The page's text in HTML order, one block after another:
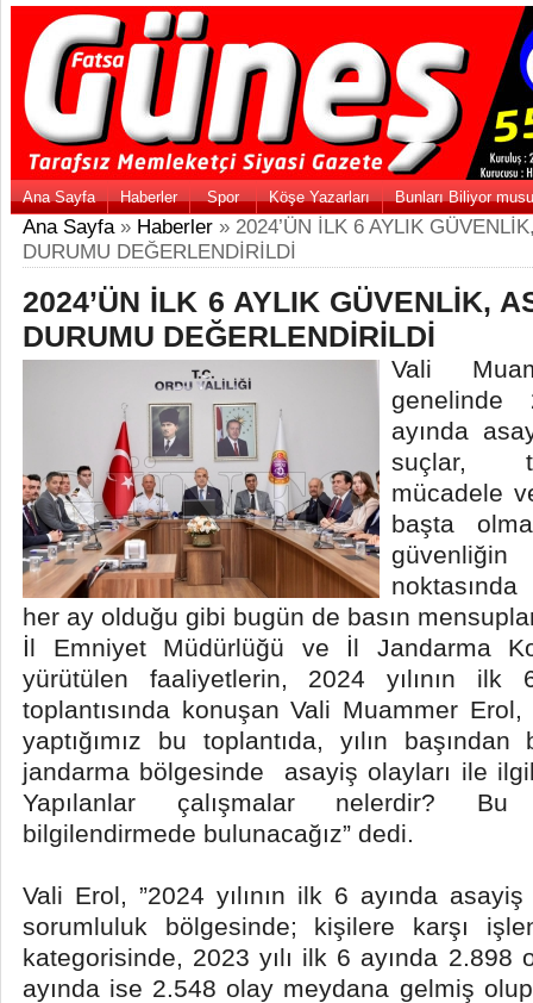
Ana Sayfa Haberler Spor Köşe Yazarları Bunları Biliyor
Ana Sayfa» Haberler » 2024’ÜN İLK 6 AYLIK
DURUMU DEĞERLENDİRİLDİ
2024’ÜN İLK 6 AYLIK GÜVENLİK,
DURUMU DEĞERLENDİRİLDİ
Vali
genelinde
ayında
suçlar,
mücadele
başta
noktasında
her ay olduğu gibi bugün de basın
İl Emniyet Müdürlüğü ve İl Jandarma
yürütülen faaliyetlerin, 2024 yılının ilk
toplantısında konuşan Vali Muammer
yaptığımız bu toplantıda, yılın
jandarma bölgesinde asayiş olayları ile
Yapılanlar çalışmalar nelerdir?
bilgilendirmede bulunacağız” dedi.
Vali Erol, ”2024 yılının ilk 6 ayında
sorumluluk bölgesinde; kişilere karşı
kategorisinde, 2023 yılı ilk 6 ayında 2.898
ayında ise 2.548 olay meydana gelmiş